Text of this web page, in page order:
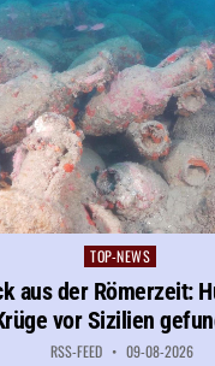
Posted
in
TOP-NEWS
aus der Römerzeit:
vor Sizilien
RSS-FEED 09-08-2026